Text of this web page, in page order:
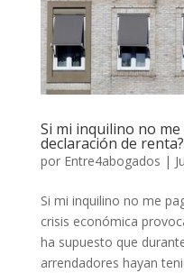
Si mi inquilino no
declaración de renta?
por Entre4abogados |
Si mi inquilino no me
crisis económica
ha supuesto que
arrendadores hayan